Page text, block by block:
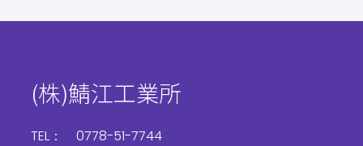
(株)鯖江工業所
TEL：
0778-51-7744